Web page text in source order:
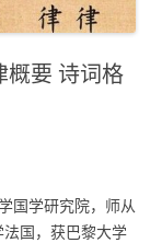
概要 诗词格
国学研究院，师从
国，获巴黎大学